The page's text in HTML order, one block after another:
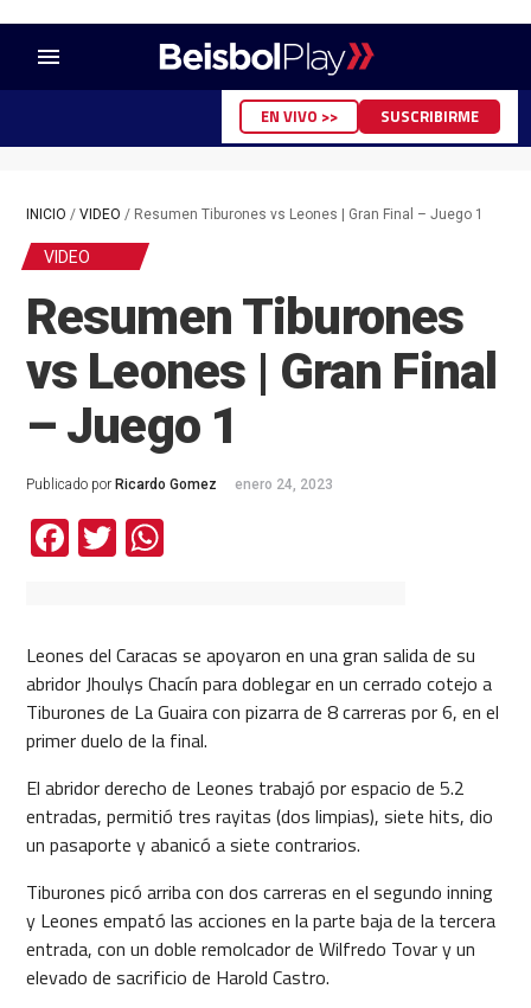
menu
EN VIVO >> SUSCRIBIRME
INICIO / VIDEO / Resumen Tiburones vs Leones | Gran Final – Juego 1
VIDEO
Resumen Tiburones
vs Leones | Gran Final
– Juego 1
Publicado por Ricardo Gomez enero 24, 2023
Facebook
TwitterWhatsApp
Leones del Caracas se apoyaron en una gran salida de su
abridor Jhoulys Chacín para doblegar en un cerrado cotejo a
Tiburones de La Guaira con pizarra de 8 carreras por 6, en el
primer duelo de la final.
El abridor derecho de Leones trabajó por espacio de 5.2
entradas, permitió tres rayitas (dos limpias), siete hits, dio
un pasaporte y abanicó a siete contrarios.
Tiburones picó arriba con dos carreras en el segundo inning
y Leones empató las acciones en la parte baja de la tercera
entrada, con un doble remolcador de Wilfredo Tovar y un
elevado de sacrificio de Harold Castro.